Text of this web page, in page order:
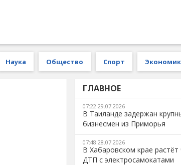
Наука Общество Спорт
ГЛАВНОЕ
07:22 29.07.2026
В Таиланде задержан
бизнесмен из Приморья
07:48 28.07.2026
В Хабаровском крае растёт
ДТП с электросамокатами